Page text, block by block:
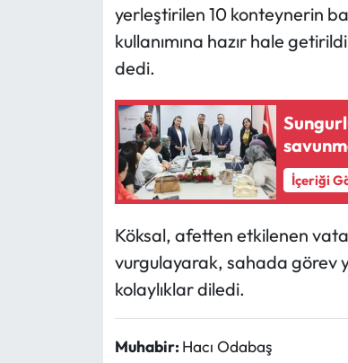
yerleştirilen 10 konteynerin
kullanımına hazır hale
dedi.
İçeriği
Köksal, afetten etkilenen
vurgulayarak, sahada görev
kolaylıklar diledi.
Muhabir: Hacı Odabaş